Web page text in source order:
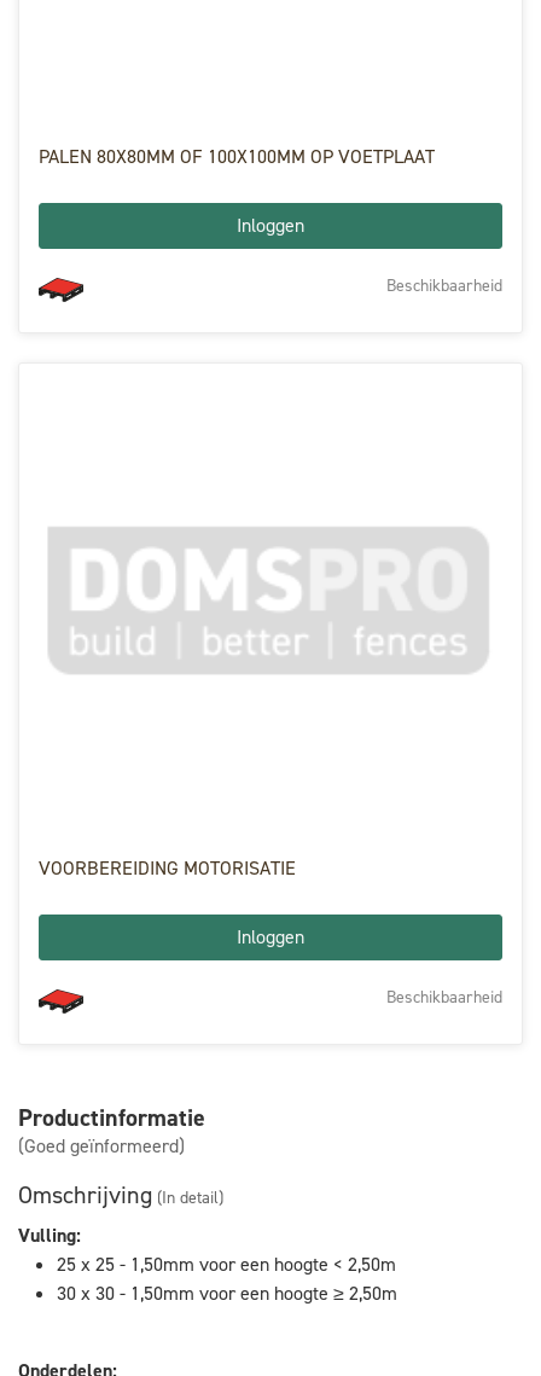
PALEN 80X80MM OF 100X100MM OP VOETPLAAT
Inloggen
Beschikbaarheid
VOORBEREIDING MOTORISATIE
Inloggen
Beschikbaarheid
Productinformatie
(Goed geïnformeerd)
Omschrijving (In detail)
Vulling:
25 x 25 - 1,50mm voor een hoogte < 2,50m
30 x 30 - 1,50mm voor een hoogte ≥ 2,50m
Onderdelen: